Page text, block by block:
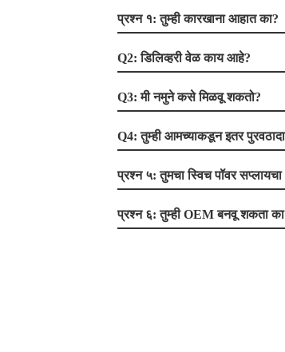
प्रश्न १: तुम्ही कारखाना आहात का?
Q2: डिलिव्हरी वेळ काय आहे?
Q3: मी नमुने कसे मिळवू शकतो?
Q4: तुम्ही आमच्याकडून इतर
प्रश्न ५: तुमचा स्विच पॉवर
प्रश्न ६: तुम्ही OEM बनवू शकता